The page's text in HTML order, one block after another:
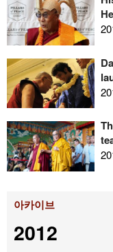
아카이브
2012